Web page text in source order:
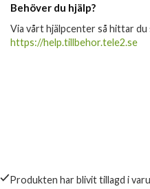
Behöver du hjälp?
Via vårt hjälpcenter så hittar
https://help.tillbehor.tele2.se
Produkten har blivit tillagd i